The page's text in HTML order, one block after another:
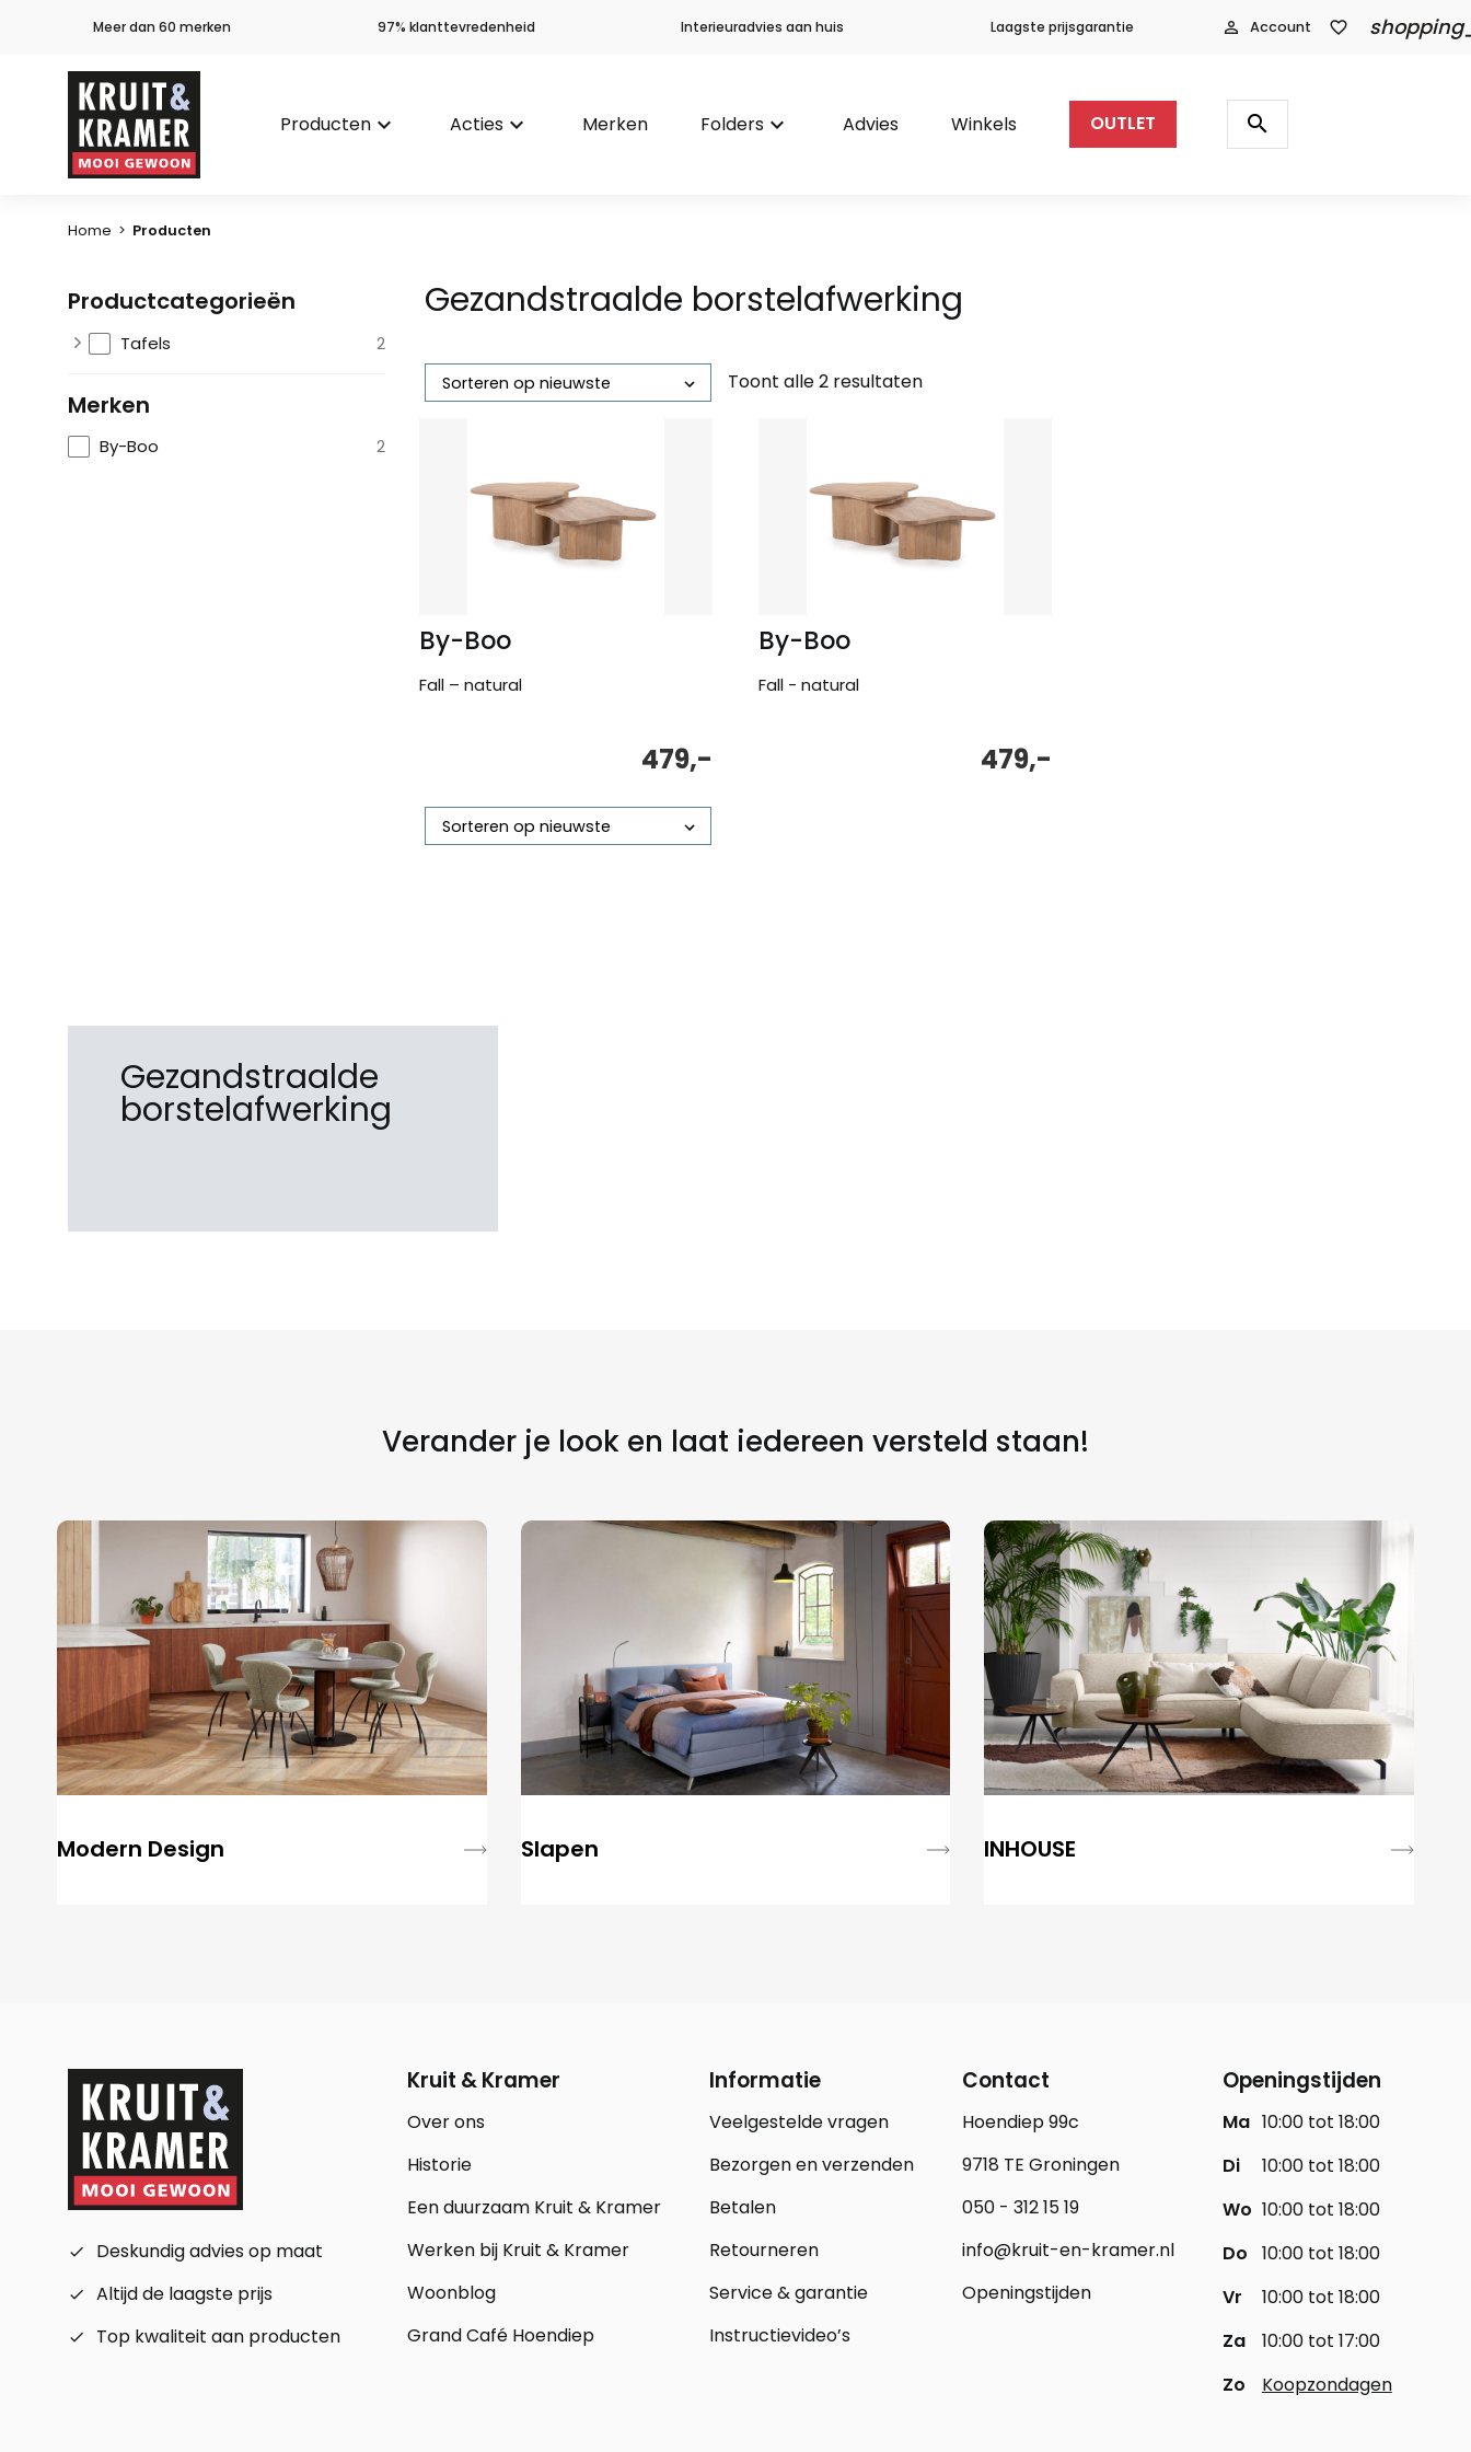
Meer dan 60 merken 97% klanttevredenheid Interieuradvies aan huis Laagste prijsgarantie person_outline Account favorite_border
Producten keyboard_arrow_down Acties keyboard_arrow_down Merken Folders keyboard_arrow_down Advies Winkels OUTLET
Producten
zoeken
search
Home > Producten
Productcategorieën
Tafels 2
Merken
By-Boo 2
Gezandstraalde borstelafwerking
Toont alle 2 resultaten
Gesorteerd
By-Boo
Fall – natural
479,-
By-Boo
Fall - natural
479,-
Gezandstraalde
borstelafwerking
Verander je look en laat iedereen versteld staan!
Modern Design Slapen INHOUSE
check_small
Deskundig advies op maat
check_small
Altijd de laagste prijs
check_small
Top kwaliteit aan producten
Kruit & Kramer
Over ons
Historie
Een duurzaam Kruit & Kramer
Werken bij Kruit & Kramer
Woonblog
Grand Café Hoendiep
Informatie
Veelgestelde vragen
Bezorgen en verzenden
Betalen
Retourneren
Service & garantie
Instructievideo’s
Contact
Hoendiep 99c
9718 TE Groningen
050 - 312 15 19
info@kruit-en-kramer.nl
Openingstijden
Openingstijden
Ma 10:00 tot 18:00
Di
10:00 tot 18:00
Wo 10:00 tot 18:00
Do
10:00 tot 18:00
Vr
10:00 tot 18:00
Za
10:00 tot 17:00
Zo
Koopzondagen